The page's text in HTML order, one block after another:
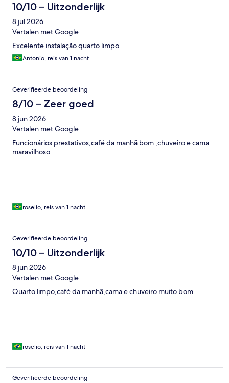
10/10 – Uitzonderlijk
8 jul 2026
Vertalen met Google
Excelente instalação quarto limpo
Antonio, reis van 1 nacht
Geverifieerde beoordeling
8/10 – Zeer goed
8 jun 2026
Vertalen met Google
Funcionários prestativos,café da manhã bom ,chuveiro e cama
maravilhoso.
roselio, reis van 1 nacht
Geverifieerde beoordeling
10/10 – Uitzonderlijk
8 jun 2026
Vertalen met Google
Quarto limpo,café da manhã,cama e chuveiro muito bom
roselio, reis van 1 nacht
Geverifieerde beoordeling